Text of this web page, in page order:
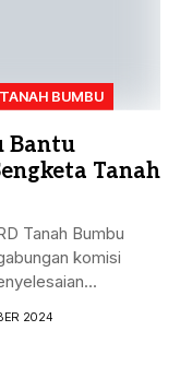
TANAH BUMBU
Bantu
Tanah
Tanah Bumbu
komisi
2024